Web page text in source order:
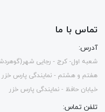
تماس با ما
آدرس:
شعبه اول- کرج - رجایی
خیابان حافظ - نمایندگی پارس خزر
تلفن تماس: